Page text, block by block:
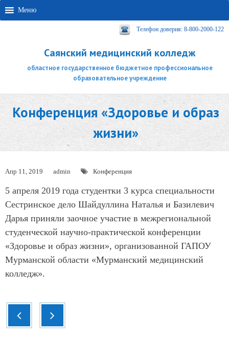
Меню
Телефон доверия: 8-800-2000-122
Саянский медицинский колледж
областное государственное бюджетное профессиональное
образовательное учреждение
Конференция «Здоровье и образ
жизни»
Апр 11, 2019 admin Конференция
5 апреля 2019 года студентки 3 курса специальности
Сестринское дело Шайдуллина Наталья и Базилевич
Дарья приняли заочное участие в межрегиональной
студенческой научно-практической конференции
«Здоровье и образ жизни», организованной ГАПОУ
Мурманской области «Мурманский медицинский
колледж».